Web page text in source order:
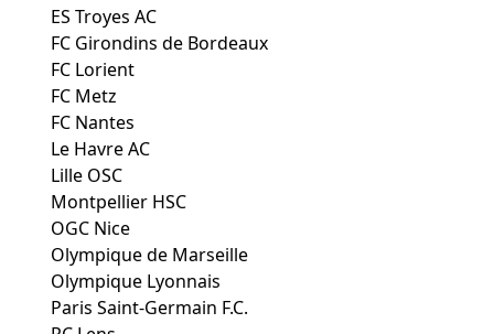
ES Troyes AC
FC Girondins de Bordeaux
FC Lorient
FC Metz
FC Nantes
Le Havre AC
Lille OSC
Montpellier HSC
OGC Nice
Olympique de Marseille
Olympique Lyonnais
Paris Saint-Germain F.C.